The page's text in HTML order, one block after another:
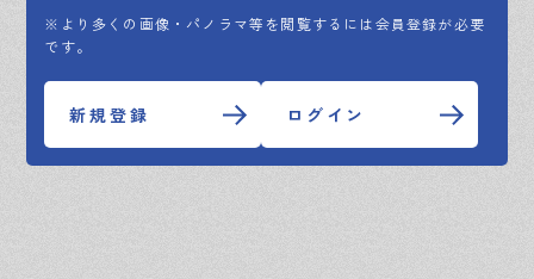
※より多くの画像・パノラマ等を閲覧するには会員登録が必要
です。
新規登録 ログイン